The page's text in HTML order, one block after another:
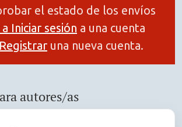
el estado de los envíos
Iniciar sesión a una cuenta
Registrar una nueva cuenta.
autores/as